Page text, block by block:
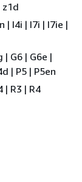
z1d
| I4i | I7i | I7ie |
| G6 | G6e |
| P5 | P5en
| R3 | R4